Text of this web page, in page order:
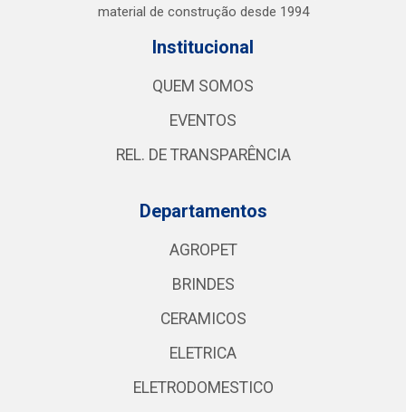
material de construção desde 1994
Institucional
QUEM SOMOS
EVENTOS
REL. DE TRANSPARÊNCIA
Departamentos
AGROPET
BRINDES
CERAMICOS
ELETRICA
ELETRODOMESTICO